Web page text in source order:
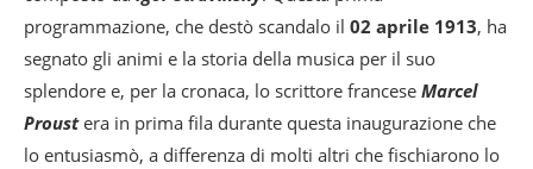
programmazione, che destò scandalo il 02 aprile 1913, ha
segnato gli animi e la storia della musica per il suo
splendore e, per la cronaca, lo scrittore francese Marcel
Proustera in prima fila durante questa inaugurazione che
lo entusiasmò, a differenza di molti altri che fischiarono lo